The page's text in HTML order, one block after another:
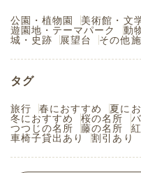
公園・植物園 美術館・文
遊園地・テーマパーク
動
城・史跡
展望台 その他
タグ
旅行 春におすすめ 夏に
冬におすすめ
桜の名所
つつじの名所
藤の名所
車椅子貸出あり
割引あり